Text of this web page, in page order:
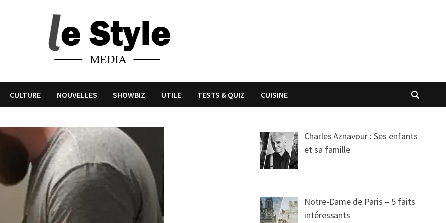
CULTURE NOUVELLES SHOWBIZ UTILE TESTS & QUIZ CUISINE
Charles Aznavour : Ses enfants
et sa famille
Notre-Dame de Paris – 5 faits
intéressants